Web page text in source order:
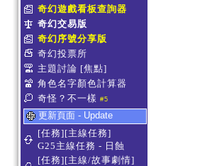
奇幻遊戲看板查詢器
奇幻交易版
奇幻序號分享版
奇幻投票所
主題討論 [焦點]
角色名字顏色計算器
奇怪？不一樣 #5
更新頁面 - Update
[任務][主線任務]
G25主線任務 - 日蝕
[任務][主線/故事劇情]